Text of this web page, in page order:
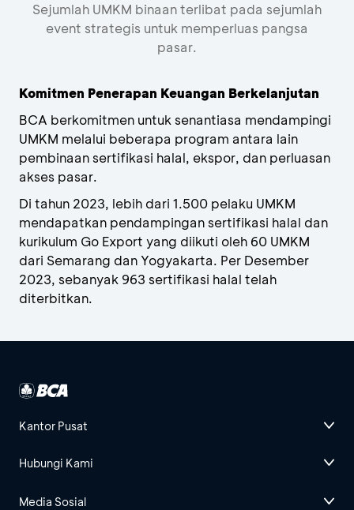
Sejumlah UMKM binaan terlibat pada sejumlah
event strategis untuk memperluas pangsa
pasar.
Komitmen Penerapan Keuangan Berkelanjutan
BCA berkomitmen untuk senantiasa mendampingi
UMKM melalui beberapa program antara lain
pembinaan sertifikasi halal, ekspor, dan perluasan
akses pasar.
Di tahun 2023, lebih dari 1.500 pelaku UMKM
mendapatkan pendampingan sertifikasi halal dan
kurikulum Go Export yang diikuti oleh 60 UMKM
dari Semarang dan Yogyakarta. Per Desember
2023, sebanyak 963 sertifikasi halal telah
diterbitkan.
Kantor Pusat
Hubungi Kami
Media Sosial